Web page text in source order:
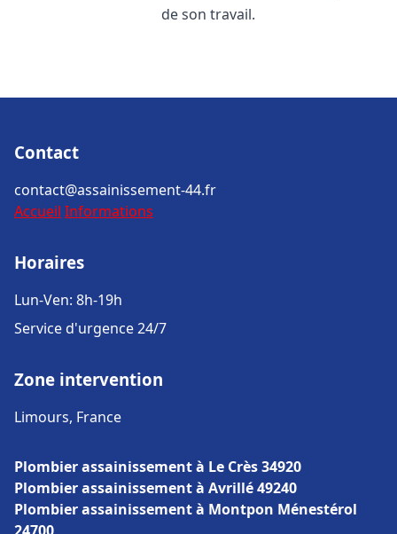
de son travail.
Contact
contact@assainissement-44.fr
Accueil Informations
Horaires
Lun-Ven: 8h-19h
Service d'urgence 24/7
Zone intervention
Limours, France
Plombier assainissement à Le Crès 34920
Plombier assainissement à Avrillé 49240
Plombier assainissement à Montpon Ménestérol